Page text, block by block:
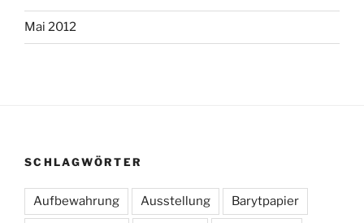
Mai 2012
SCHLAGWÖRTER
Aufbewahrung Ausstellung Barytpapier